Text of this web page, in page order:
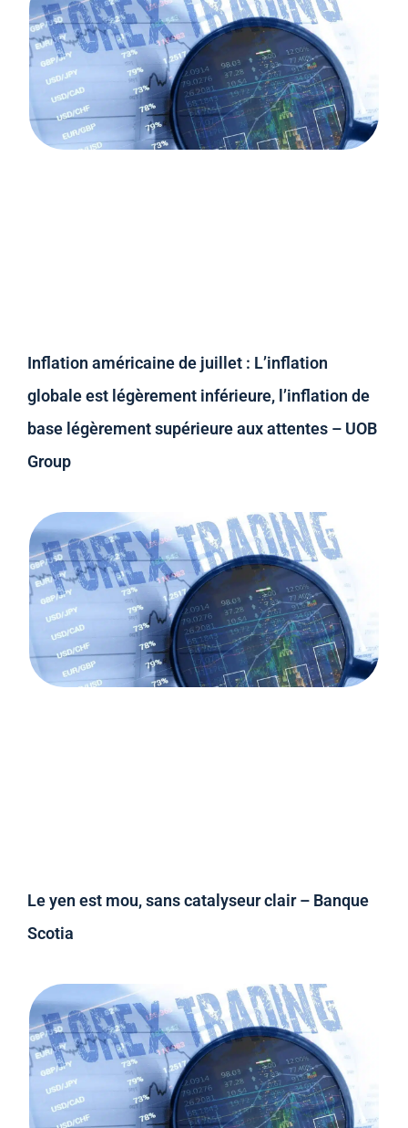
Inflation américaine de juillet : L’inflation
globale est légèrement inférieure, l’inflation de
base légèrement supérieure aux attentes – UOB
Group
Le yen est mou, sans catalyseur clair – Banque
Scotia